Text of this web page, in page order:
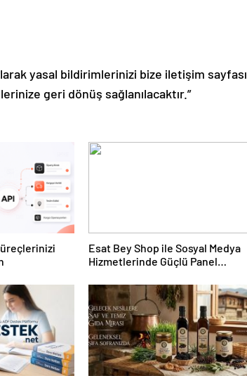
yasal bildirimlerinizi bize iletişim sayfası
geri dönüş sağlanılacaktır.”
Esat Bey Shop ile Sosyal Medya
Hizmetlerinde Güçlü Panel